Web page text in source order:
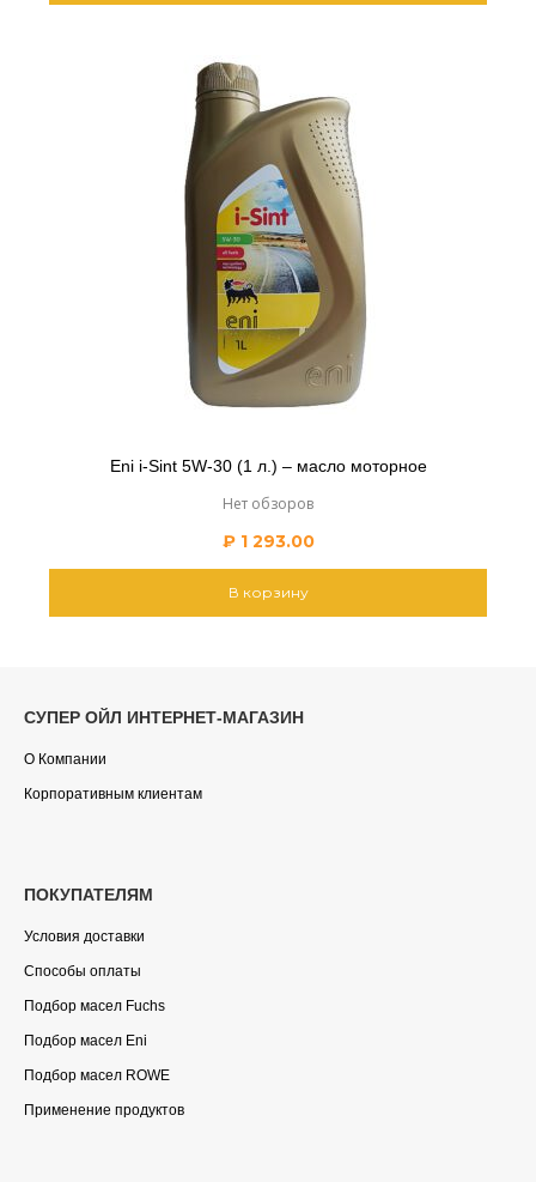
Eni i-Sint 5W-30 (1 л.) – масло моторное
Нет обзоров
₽1 293.00
В корзину
СУПЕР ОЙЛ ИНТЕРНЕТ-МАГАЗИН
О Компании
Корпоративным клиентам
ПОКУПАТЕЛЯМ
Условия доставки
Способы оплаты
Подбор масел Fuchs
Подбор масел Eni
Подбор масел ROWE
Применение продуктов